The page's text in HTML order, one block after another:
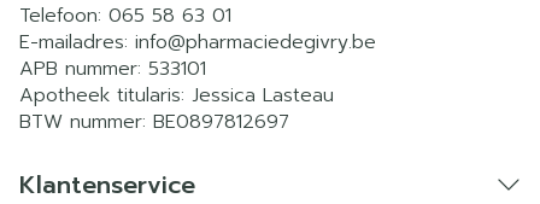
Telefoon: 065 58 63 01
E-mailadres: info@pharmaciedegivry.be
APB nummer: 533101
Apotheek titularis: Jessica Lasteau
BTW nummer: BE0897812697
Klantenservice